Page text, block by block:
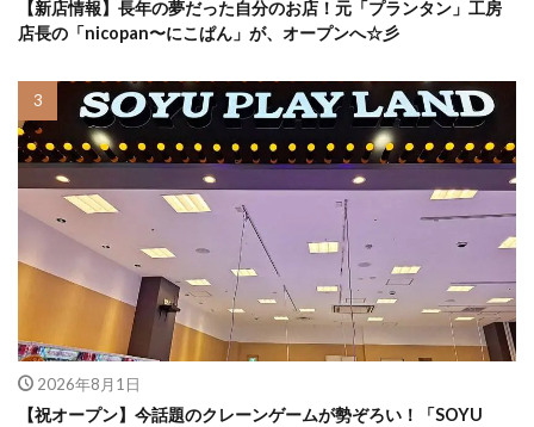
【新店情報】長年の夢だった自分のお店！元「プランタン」工房
店長の「nicopan〜にこぱん」が、オープンへ☆彡
2026年8月1日
【祝オープン】今話題のクレーンゲームが勢ぞろい！「SOYU